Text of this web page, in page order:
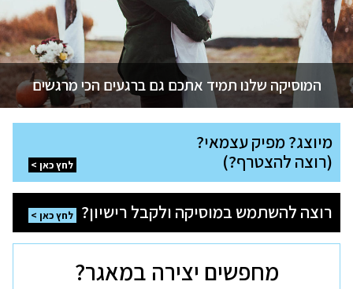
המוסיקה שלנו תמיד אתכם גם ברגעים הכי מרגשים
המוסיקה שלנו תמיד אתכם גם ברגעים של התחדשות
המוסיקה שלנו תמיד אתכם גם ברגעים של הישגיות
המוסיקה שלנו תמיד אתכם גם ברגעי בילוי והנאה
מיוצג? מפיק עצמאי?
(רוצה להצטרף?)
מיוצג?
מפיק
עצמאי?
(רוצה
להצטרף?)
לחץ
לחץ כאן
רוצה להשתמש במוסיקה ולקבל רישיון?
רוצה
להשתמש
במוסיקה
ולקבל
רישיון?
לחץ כאן
מחפשים יצירה במאגר?